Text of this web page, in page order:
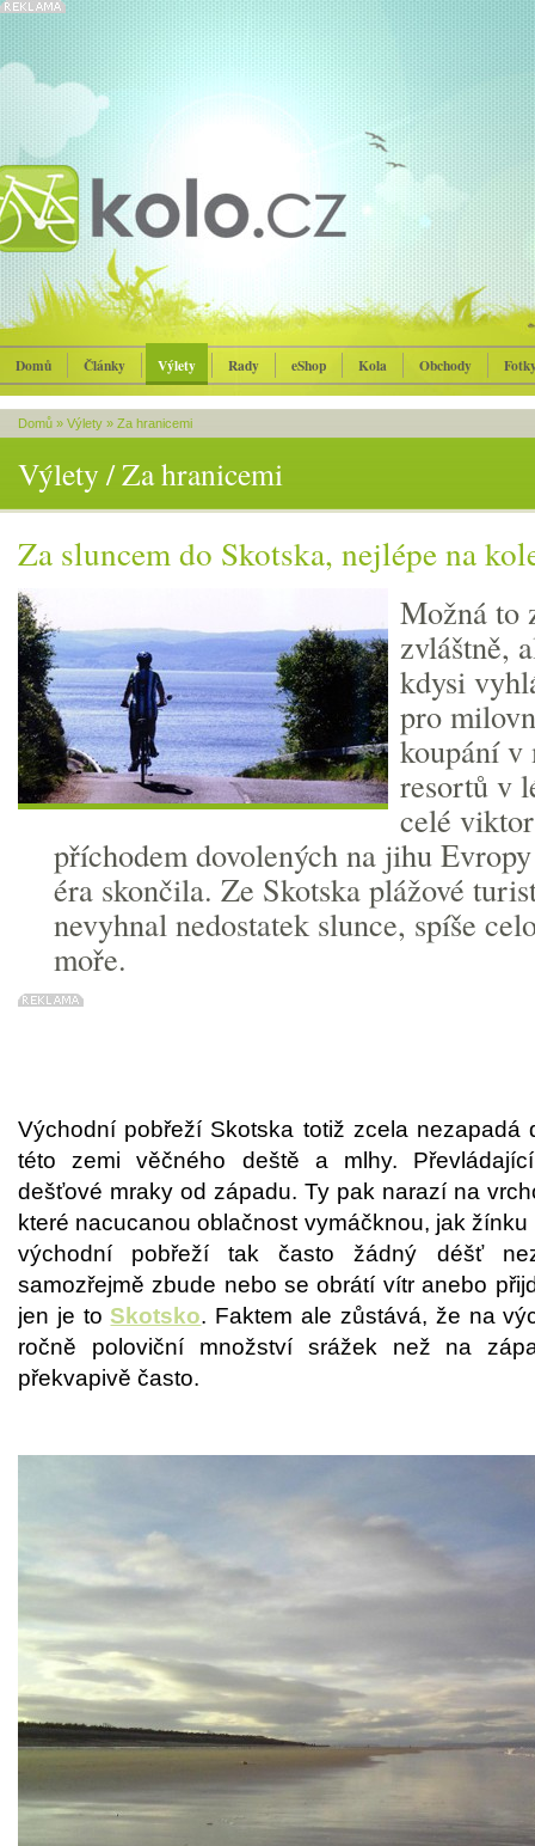
Domů Články Výlety Rady eShop Kola Obchody
Domů » Výlety » Za hranicemi
Výlety / Za hranicemi
Za sluncem do Skotska, nejlépe na
Možná to
zvláštně,
kdysi
pro
koupání
resortů v
celé
příchodem dovolených na jihu
éra skončila. Ze Skotska plážové
nevyhnal nedostatek slunce, spíše
moře.
Východní pobřeží Skotska totiž zcela nezapadá
této zemi věčného deště a mlhy.
dešťové mraky od západu. Ty pak narazí na
které nacucanou oblačnost vymáčknou, jak
východní pobřeží tak často žádný déšť
samozřejmě zbude nebo se obrátí vítr anebo
jen je toSkotsko. Faktem ale zůstává, že na
ročně poloviční množství srážek než na
překvapivě často.